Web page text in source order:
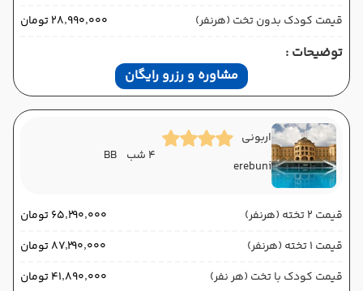
قیمت کودک بدون تخت (هرنفر)
۲۸٬۹۹۰٬۰۰۰ تومان
توضیحات :
مشاوره و رزرو رایگان
اربونی
erebuni
4 شب BB
قیمت 2 تخته (هرنفر)
۶۵٬۲۹۰٬۰۰۰ تومان
قیمت 1 تخته (هرنفر)
۸۷٬۲۹۰٬۰۰۰ تومان
قیمت کودک با تخت (هر نفر)
۴۱٬۸۹۰٬۰۰۰ تومان